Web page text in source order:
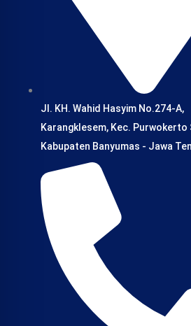
Jl. KH. Wahid Hasyim No.274-A,
Karangklesem, Kec. Purwokerto
Kabupaten Banyumas - Jawa